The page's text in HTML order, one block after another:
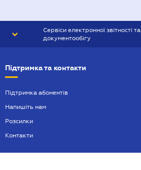
Сервіси електронної звітності та
документообігу
Підтримка та контакти
Підтримка абонентів
Напишіть нам
Розсилки
Контакти